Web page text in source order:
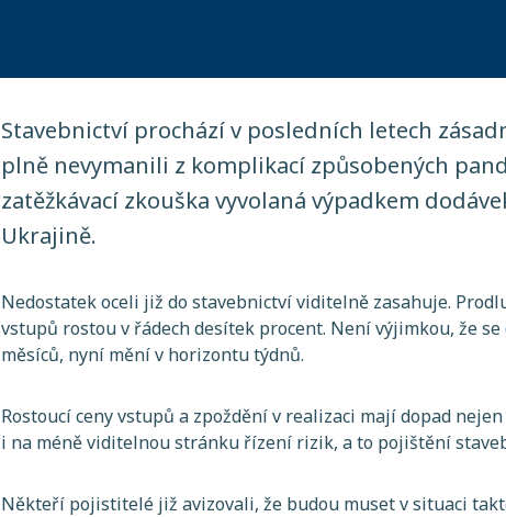
Stavebnictví prochází v posledních letech
plně nevymanili z komplikací způsobených
zatěžkávací zkouška vyvolaná výpadkem
Ukrajině.
Nedostatek oceli již do stavebnictví viditelně zasahuje.
vstupů rostou v řádech desítek procent. Není výjimkou, že
měsíců, nyní mění v horizontu týdnů.
Rostoucí ceny vstupů a zpoždění v realizaci mají dopad
i na méně viditelnou stránku řízení rizik, a to pojištění
Někteří pojistitelé již avizovali, že budou muset v situaci